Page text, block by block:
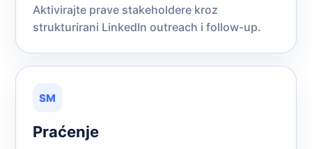
Aktivirajte prave stakeholdere kroz
strukturirani LinkedIn outreach i follow-up.
SM
Praćenje